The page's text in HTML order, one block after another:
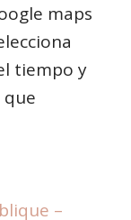
maps
tiempo y
–